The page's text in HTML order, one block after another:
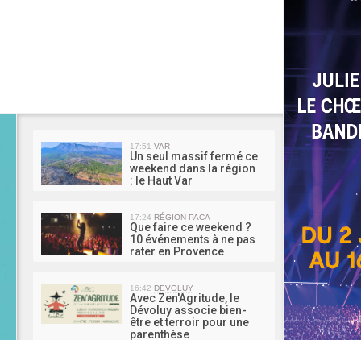
MA
17:51 VAR
Un seul massif fermé ce
weekend dans la région
: le Haut Var
17:24 RÉGION PACA
Que faire ce weekend ?
10 événements à ne pas
rater en Provence
16:42 DEVOLUY
Avec Zen'Agritude, le
Dévoluy associe bien-
être et terroir pour une
parenthèse